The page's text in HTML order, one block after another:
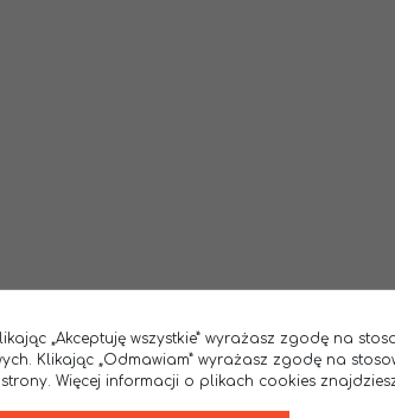
„Akceptuję wszystkie” wyrażasz zgodę na
Klikając „Odmawiam” wyrażasz zgodę na
Więcej informacji o plikach cookies